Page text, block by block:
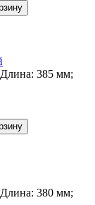
385 мм;
380 мм;